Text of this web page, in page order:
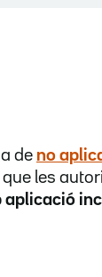
de no
les
aplicació